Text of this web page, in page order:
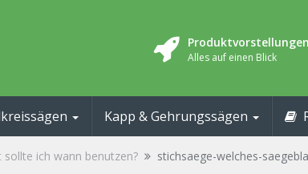
Produktvorstellungen
Alles auf einen Blick
Kapp & Gehrungssägen
sollte ich wann benutzen? stichsaege-welches-